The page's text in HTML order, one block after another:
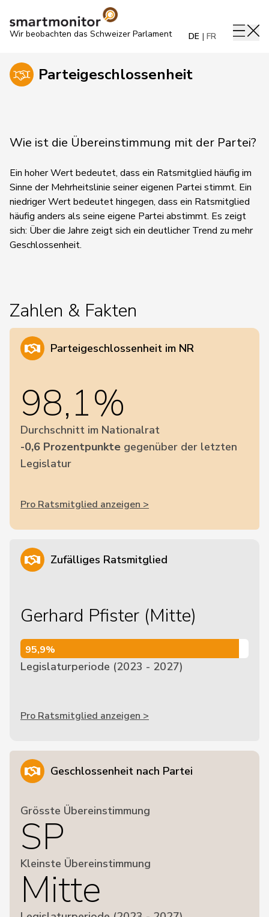
Wir beobachten das Schweizer Parlament DE FR
Parteigeschlossenheit
Wie ist die Übereinstimmung mit der Partei?
Ein hoher Wert bedeutet, dass ein Ratsmitglied häufig im
Sinne der Mehrheitslinie seiner eigenen Partei stimmt. Ein
niedriger Wert bedeutet hingegen, dass ein Ratsmitglied
häufig anders als seine eigene Partei abstimmt. Es zeigt
sich: Über die Jahre zeigt sich ein deutlicher Trend zu mehr
Geschlossenheit.
Zahlen & Fakten
Parteigeschlossenheit im NR
98,1%
Durchschnitt im Nationalrat
-0,6 Prozentpunkte gegenüber der letzten
Legislatur
Pro Ratsmitglied anzeigen >
Zufälliges Ratsmitglied
Gerhard Pfister (Mitte)
95,9%
95,9%
Legislaturperiode (2023 - 2027)
Pro Ratsmitglied anzeigen >
Geschlossenheit nach Partei
Grösste Übereinstimmung
SP
Kleinste Übereinstimmung
Mitte